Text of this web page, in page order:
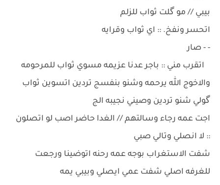
بيبي // مو گلت ثواب للزلم
اتحسر ونفخ. :: اي ثواب وقرايه
- - صار
اتقرب مني :: باجر عدنا عزيمه مسوي ثواب للمرحومه
والاخوج الله يرحمه وشنو بنفسج تردين اتسوين ثواب
گولي شنو تردين وصيني نجيبه الج
اجت عمه رجاء وسالتهم // الغدا حاضر اصب لو اتصلون
:: لا انصلي وتالي صبي
شفت الاستغراب بوجه عمه رحنه اتوضينا ورجعت
للغرفه اصلي شفت عمي ايصلي وبيبي يمه